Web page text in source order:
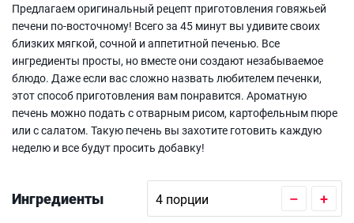
Предлагаем оригинальный рецепт приготовления говяжьей
печени по-восточному! Всего за 45 минут вы удивите своих
близких мягкой, сочной и аппетитной печенью. Все
ингредиенты просты, но вместе они создают незабываемое
блюдо. Даже если вас сложно назвать любителем печенки,
этот способ приготовления вам понравится. Ароматную
печень можно подать с отварным рисом, картофельным пюре
или с салатом. Такую печень вы захотите готовить каждую
неделю и все будут просить добавку!
Ингредиенты – +